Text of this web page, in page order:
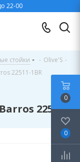
22-00
стойки - Olive'S -
22511-1BR
22511-
0
0